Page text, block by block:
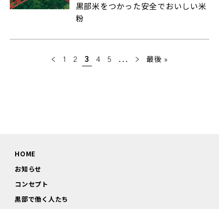
黒部米をつかった安全でおいしい米
粉
< 1 2 3 4 5 ... > 最後 »
HOME
お知らせ
コンセプト
黒部で働く人たち